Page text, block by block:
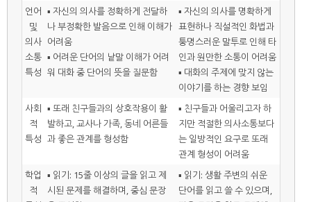
언어
및
의사
소통
특성
▪ 자신의 의사를 정확하게 전달하
나 부정확한 발음으로 인해 이해가
어려움
▪ 어려운 단어의 낱말 이해가 어려
워 대화 중 단어의 뜻을 질문함
▪ 자신의 의사를 명확하게
표현하나 직설적인 화법과
퉁명스러운 말투로 인해 타
인과 원만한 소통이 어려움
▪ 대화의 주제에 맞지 않는
이야기를 하는 경향 보임
사회
적
특성
▪ 또래 친구들과의 상호작용이 활
발하고, 교사나 가족, 동네 어른들
과 좋은 관계를 형성함
▪ 친구들과 어울리고자 하
지만 적절한 의사소통보다
는 일방적인 요구로 또래
관계 형성이 어려움
학업
적
▪ 읽기: 15줄 이상의 글을 읽고 제
시된 문제를 해결하며, 중심 문장
▪ 읽기: 생활 주변의 쉬운
단어를 읽고 쓸 수 있으며,